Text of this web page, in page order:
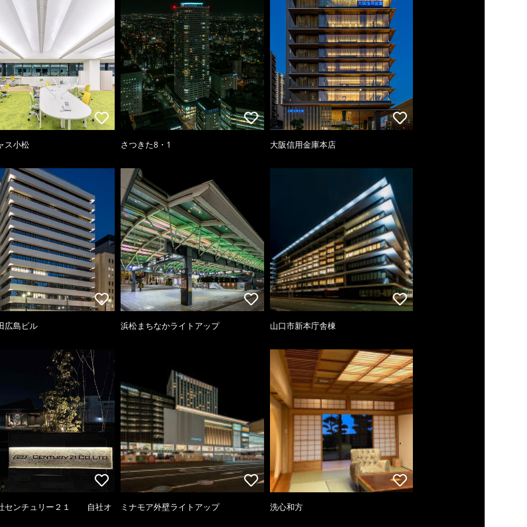
ス小松 さつきた8・1 大阪信用金庫本店
広島ビル 浜松まちなかライトアップ 山口市新本庁舎棟
センチュリー２１ 自社オ ミナモア外壁ライトアップ 洗心和方